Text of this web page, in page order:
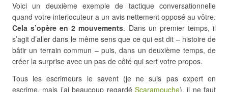
Voici un deuxième exemple de tactique conversationnelle
quand votre interlocuteur a un avis nettement opposé au vôtre.
Cela s’opère en 2 mouvements. Dans un premier temps, il
s’agit d’aller dans le même sens que ce qui est dit – histoire de
bâtir un terrain commun – puis, dans un deuxième temps, de
créer la surprise avec un pas de côté qui sert votre propos.
Tous les escrimeurs le savent (je ne suis pas expert en
escrime, mais j’ai beaucoup regardé Scaramouche), il ne faut